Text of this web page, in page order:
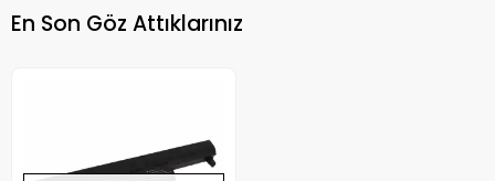
En Son Göz Attıklarınız